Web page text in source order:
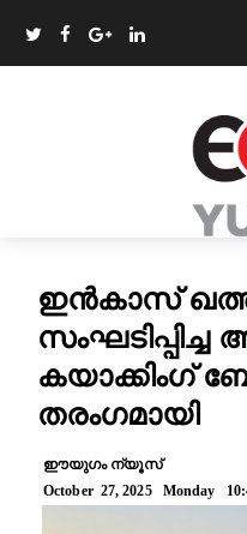
ഇൻകാസ്
കയാക്കിംഗ്
തരംഗമായി
ഈയുഗം ന്യൂസ്
October 27, 2025 Monday